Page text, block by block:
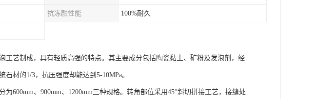
抗冻融性能 100%耐久
工艺制成，具有轻质高强的特点。其主要成分包括陶瓷黏土、矿粉及发泡剂，经
材的1/3，抗压强度却能达到5-10MPa。
600mm、900mm、1200mm三种规格。转角部位采用45°斜切拼接工艺，接缝处